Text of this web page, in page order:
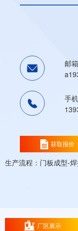
邮箱
手
获取报价
生产流程：门板成型-
厂区展示